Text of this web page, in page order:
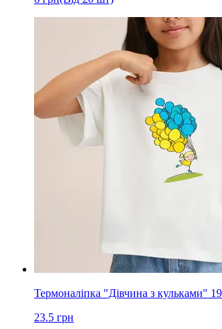
Термоналіпка "Дівчина з кульками"
23.5 грн